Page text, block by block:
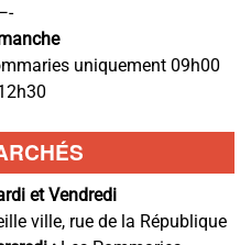
uniquement 09h00
et Vendredi
ville, rue de la République